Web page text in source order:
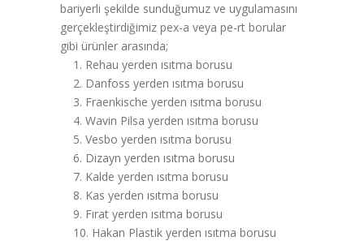
bariyerli şekilde sunduğumuz ve uygulamasını
gerçekleştirdiğimiz pex-a veya pe-rt borular
gibi ürünler arasında;
1. Rehau yerden ısıtma borusu
2. Danfoss yerden ısıtma borusu
3. Fraenkische yerden ısıtma borusu
4. Wavin Pilsa yerden ısıtma borusu
5. Vesbo yerden ısıtma borusu
6. Dizayn yerden ısıtma borusu
7. Kalde yerden ısıtma borusu
8. Kas yerden ısıtma borusu
9. Fırat yerden ısıtma borusu
10. Hakan Plastik yerden ısıtma borusu